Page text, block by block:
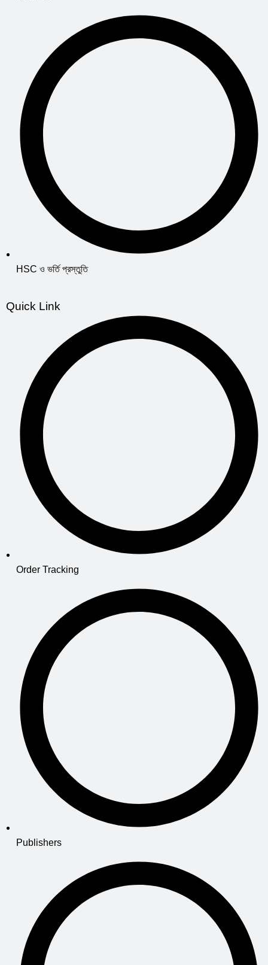
HSC ও ভর্তি প্রস্তুতি
Quick Link
Order Tracking
Publishers